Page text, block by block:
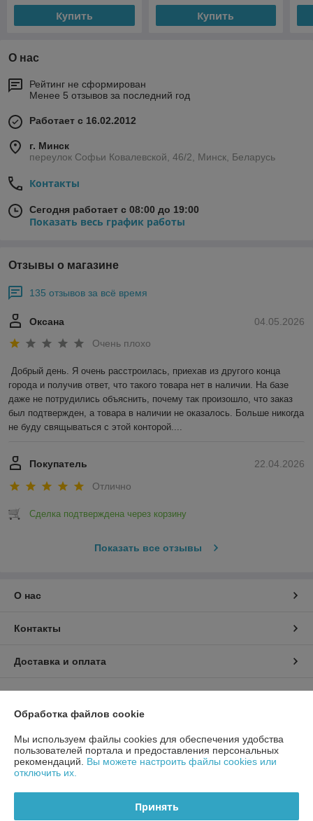
Купить Купить
О нас
Рейтинг не сформирован
Менее 5 отзывов за последний год
Работает с 16.02.2012
г. Минск
переулок Софьи Ковалевской, 46/2, Минск, Беларусь
Контакты
Сегодня работает с 08:00 до 19:00
Показать весь график работы
Отзывы о магазине
135 отзывов за всё время
04.05.2026
Оксана
Очень плохо
Добрый день. Я очень расстроилась, приехав из другого конца
города и получив ответ, что такого товара нет в наличии. На базе
даже не потрудились объяснить, почему так произошло, что заказ
был подтвержден, а товара в наличии не оказалось. Больше никогда
не буду свящываться с этой конторой....
22.04.2026
Покупатель
Отлично
Сделка подтверждена через корзину
Показать все отзывы
О нас
Контакты
Доставка и оплата
График работы
Политика обработки cookies
Сайт создан на платформе Deal.by
Обработка файлов cookie
Мы используем файлы cookies для обеспечения удобства
пользователей портала и предоставления персональных
рекомендаций. Вы можете настроить файлы cookies или
отключить их.
Принять